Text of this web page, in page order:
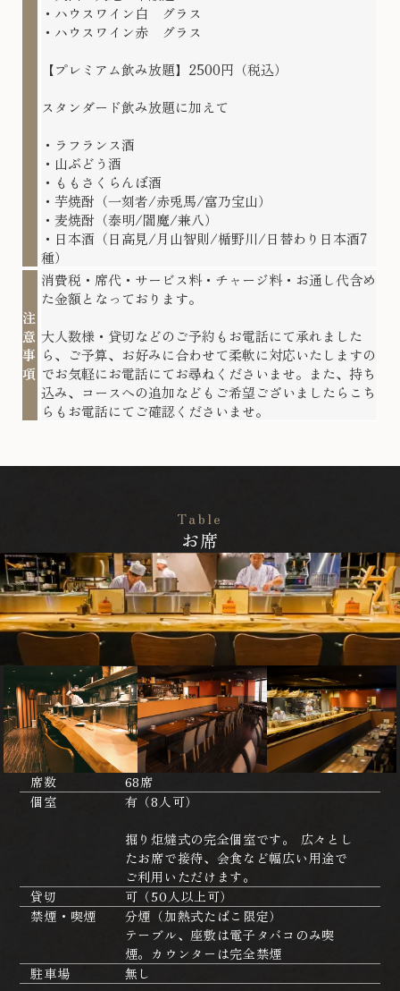
・ハウスワイン白 グラス
・ハウスワイン赤 グラス
【プレミアム飲み放題】2500円（税込）
スタンダード飲み放題に加えて
・ラフランス酒
・山ぶどう酒
・ももさくらんぼ酒
・芋焼酎（一刻者/赤兎馬/富乃宝山）
・麦焼酎（泰明/閻魔/兼八）
・日本酒（日高見/月山智則/楯野川/日替わり日本酒7
種）
注
意
事
項
消費税・席代・サービス料・チャージ料・お通し代含め
た金額となっております。
大人数様・貸切などのご予約もお電話にて承れました
ら、ご予算、お好みに合わせて柔軟に対応いたしますの
でお気軽にお電話にてお尋ねくださいませ。また、持ち
込み、コースへの追加などもご希望ございましたらこち
らもお電話にてご確認くださいませ。
Table
お席
席数
68席
個室
有（8人可）
掘り炬燵式の完全個室です。 広々とし
たお席で接待、会食など幅広い用途で
ご利用いただけます。
貸切
可（50人以上可）
禁煙・喫煙
分煙（加熱式たばこ限定）
テーブル、座敷は電子タバコのみ喫
煙。カウンターは完全禁煙
駐車場
無し